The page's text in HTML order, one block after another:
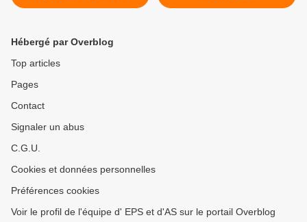
compétition !
GYMNASTIQUE
Hébergé par Overblog
Top articles
Pages
Contact
Signaler un abus
C.G.U.
Cookies et données personnelles
Préférences cookies
Voir le profil de l'équipe d' EPS et d'AS sur le portail Overblog